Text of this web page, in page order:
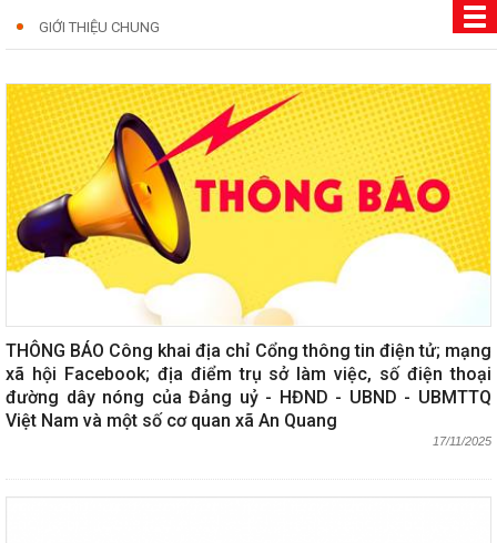
GIỚI THIỆU CHUNG
THÔNG BÁO Công khai địa chỉ Cổng thông tin điện tử; mạng
xã hội Facebook; địa điểm trụ sở làm việc, số điện thoại
đường dây nóng của Đảng uỷ - HĐND - UBND - UBMTTQ
Việt Nam và một số cơ quan xã An Quang
17/11/2025